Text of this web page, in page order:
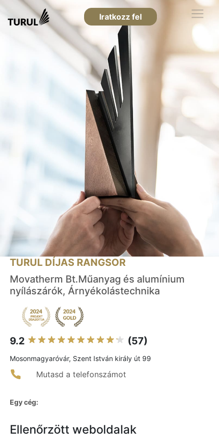
Iratkozz fel
TURUL DÍJAS RANGSOR
Movatherm Bt.Műanyag és alumínium
nyílászárók, Árnyékolástechnika
9.2 (57)
Mosonmagyaróvár, Szent István király út 99
Mutasd a telefonszámot
Egy cég:
Ellenőrzött weboldalak